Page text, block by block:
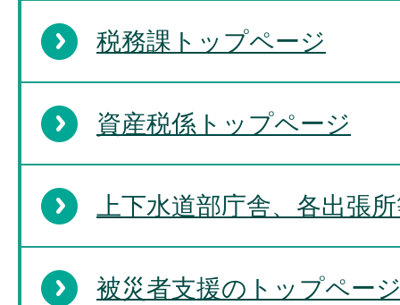
税務課トップページ
資産税係トップページ
上下水道部庁舎、各出張
被災者支援のトップペー